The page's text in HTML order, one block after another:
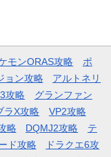
モンORAS攻略
ポ
ョン攻略
アルトネリ
攻略
グランファン
ラX攻略
VP2攻略
略 DQMJ2攻略
テ
ド攻略
ドラクエ6攻